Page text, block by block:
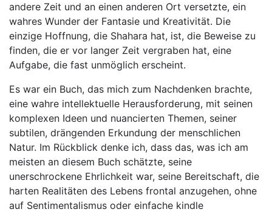
andere Zeit und an einen anderen Ort versetzte, ein
wahres Wunder der Fantasie und Kreativität. Die
einzige Hoffnung, die Shahara hat, ist, die Beweise zu
finden, die er vor langer Zeit vergraben hat, eine
Aufgabe, die fast unmöglich erscheint.
Es war ein Buch, das mich zum Nachdenken brachte,
eine wahre intellektuelle Herausforderung, mit seinen
komplexen Ideen und nuancierten Themen, seiner
subtilen, drängenden Erkundung der menschlichen
Natur. Im Rückblick denke ich, dass das, was ich am
meisten an diesem Buch schätzte, seine
unerschrockene Ehrlichkeit war, seine Bereitschaft, die
harten Realitäten des Lebens frontal anzugehen, ohne
auf Sentimentalismus oder einfache kindle